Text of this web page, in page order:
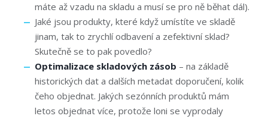
máte až vzadu na skladu a musí se pro ně běhat dál).
Jaké jsou produkty, které když umístíte ve skladě
jinam, tak to zrychlí odbavení a zefektivní sklad?
Skutečně se to pak povedlo?
Optimalizace skladových zásob – na základě
historických dat a dalších metadat doporučení, kolik
čeho objednat. Jakých sezónních produktů mám
letos objednat více, protože loni se vyprodaly